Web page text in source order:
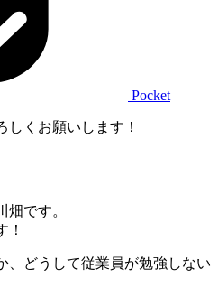
Pocket
しくお願いします！
畑です。
！
、どうして従業員が勉強しない